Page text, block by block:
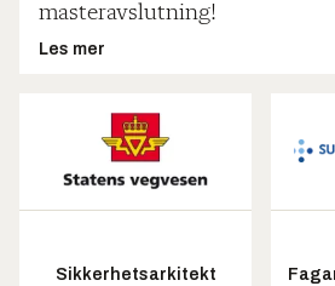
masteravslutning!
Les mer
Sikkerhetsarkitekt